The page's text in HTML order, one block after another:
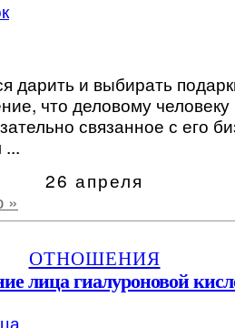
дарить и выбирать
что деловому
связанное с его
...
26 апреля
»
ОТНОШЕНИЯ
лица гиалуроновой